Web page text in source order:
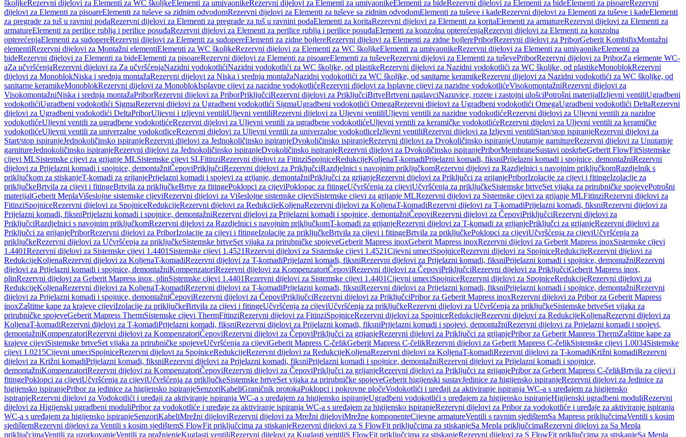
školjkeRezervni dijelovi za Elementi za WC školjkeElementi za umivaonikeRezervni dijelovi za Elementi za umivaonikeElementi za bideRezervni dijelovi za Elementi za bideElementi za pisoareRezervni
dijelovi za Elementi za pisoareElementi za tuševe sa zidnim odvodomRezervni dijelovi za Elementi za tuševe sa zidnim odvodomElementi za tuševe i kadeRezervni dijelovi za Elementi za tuševe i kadeElementi
za pregrade za tuš u ravnini podaRezervni dijelovi za Elementi za pregrade za tuš u ravnini podaElementi za koritaRezervni dijelovi za Elementi za koritaElementi za armatureRezervni dijelovi za Elementi za
armatureElementi za perilice rublja i perilice posuđaRezervni dijelovi za Elementi za perilice rublja i perilice posuđaElementi za konzolna opterećenjaRezervni dijelovi za Elementi za konzolna
opterećenjaElementi za sudopereRezervni dijelovi za Elementi za sudopereElementi za zidne bojlereRezervni dijelovi za Elementi za zidne bojlerePriborRezervni dijelovi za PriborGeberit KombifixMontažni
elementiRezervni dijelovi za Montažni elementiElementi za WC školjkeRezervni dijelovi za Elementi za WC školjkeElementi za umivaonikeRezervni dijelovi za Elementi za umivaonikeElementi za
bideRezervni dijelovi za Elementi za bideElementi za pisoareRezervni dijelovi za Elementi za pisoareElementi za tuševeRezervni dijelovi za Elementi za tuševePriborRezervni dijelovi za PriborZa elemente WC-
aZa učvršćenjaRezervni dijelovi za Za učvršćenjaNazidni vodokotlićiNazidni vodokotlići za WC školjke, od plastikeRezervni dijelovi za Nazidni vodokotlići za WC školjke, od plastikeMonoblokRezervni
dijelovi za MonoblokNiska i srednja montažaRezervni dijelovi za Niska i srednja montažaNazidni vodokotlići za WC školjke, od sanitarne keramikeRezervni dijelovi za Nazidni vodokotlići za WC školjke, od
sanitarne keramikeMonoblokRezervni dijelovi za MonoblokIsplavne cijevi za nazidne vodokotlićeRezervni dijelovi za Isplavne cijevi za nazidne vodokotlićeVisokomontažniRezervni dijelovi za
VisokomontažniNiska i srednja montažaPriborRezervni dijelovi za PriborPriključciRezervni dijelovi za PriključciBrtveBrtveni naglavciNazuvice, rozete i zastojni ulošciPotrošni materijalIzljevni ventiliUgradbeni
vodokotlićiUgradbeni vodokotlići SigmaRezervni dijelovi za Ugradbeni vodokotlići SigmaUgradbeni vodokotlići OmegaRezervni dijelovi za Ugradbeni vodokotlići OmegaUgradbeni vodokotlići DeltaRezervni
dijelovi za Ugradbeni vodokotlići DeltaPriborUljevni i izljevni ventiliUljevni ventiliRezervni dijelovi za Uljevni ventiliUljevni ventili za nazidne vodokotlićeRezervni dijelovi za Uljevni ventili za nazidne
vodokotlićeUljevni ventili za ugradbene vodokotlićeRezervni dijelovi za Uljevni ventili za ugradbene vodokotlićeUljevni ventili za keramičke vodokotlićeRezervni dijelovi za Uljevni ventili za keramičke
vodokotlićeUljevni ventili za univerzalne vodokotliceRezervni dijelovi za Uljevni ventili za univerzalne vodokotliceIzljevni ventiliRezervni dijelovi za Izljevni ventiliStart/stop ispiranjeRezervni dijelovi za
Start/stop ispiranjeJednokoličinsko ispiranjeRezervni dijelovi za Jednokoličinsko ispiranjeDvokoličinsko ispiranjeRezervni dijelovi za Dvokoličinsko ispiranjeUnutarnje garnitureRezervni dijelovi za Unutarnje
garnitureJednokoličinsko ispiranjeRezervni dijelovi za Jednokoličinsko ispiranjeDvokoličinsko ispiranjeRezervni dijelovi za Dvokoličinsko ispiranjePriborMembraneSustavi opskrbeGeberit FlowFitSistemske
cijevi MLSistemske cijevi za grijanje MLSistemske cijevi SLFitinziRezervni dijelovi za FitinziSpojniceRedukcijeKoljenaT-komadiPrijelazni komadi, fiksniPrijelazni komadi i spojnice, demontažniRezervni
dijelovi za Prijelazni komadi i spojnice, demontažniČepoviPriključciRezervni dijelovi za PriključciRazdjelnici s navojnim priključkomRezervni dijelovi za Razdjelnici s navojnim priključkomRazdjelnik s
priključkom za stiskanjeT-komadi za grijanjePrijelazni komadi i spojevi za grijanje, demontažniPriključci za grijanjeRezervni dijelovi za Priključci za grijanjePriborIzolacije za cijevi i fitingeIzolacije za
priključkeBrtvila za cijevi i fitingeBrtvila za priključkeBrtve za fitingePoklopci za cijeviPoklopac za fitingeUčvršćenja za cijeviUčvršćenja za priključkeSistemske brtveSet vijaka za prirubničke spojevePotrošni
materijalGeberit MeplaVišeslojne sistemske cijeviRezervni dijelovi za Višeslojne sistemske cijeviSistemske cijevi za grijanje MLRezervni dijelovi za Sistemske cijevi za grijanje MLFitinziRezervni dijelovi za
FitinziSpojniceRezervni dijelovi za SpojniceRedukcijeRezervni dijelovi za RedukcijeKoljenaRezervni dijelovi za KoljenaT-komadiRezervni dijelovi za T-komadiPrijelazni komadi, fiksniRezervni dijelovi za
Prijelazni komadi, fiksniPrijelazni komadi i spojnice, demontažniRezervni dijelovi za Prijelazni komadi i spojnice, demontažniČepoviRezervni dijelovi za ČepoviPriključciRezervni dijelovi za
PriključciRazdjelnici s navojnim priključkomRezervni dijelovi za Razdjelnici s navojnim priključkomT-komadi za grijanjeRezervni dijelovi za T-komadi za grijanjePriključci za grijanjeRezervni dijelovi za
Priključci za grijanjePriborRezervni dijelovi za PriborIzolacije za cijevi i fitingeIzolacije za priključkeBrtvila za cijevi i fitingeBrtvila za priključkePoklopci za cijeviUčvršćenja za cijeviUčvršćenja za
priključkeRezervni dijelovi za Učvršćenja za priključkeSistemske brtveSet vijaka za prirubničke spojeveGeberit Mapress inoxGeberit Mapress inoxRezervni dijelovi za Geberit Mapress inoxSistemske cijevi
1.4401Rezervni dijelovi za Sistemske cijevi 1.4401 Sistemske cijevi 1.4521Rezervni dijelovi za Sistemske cijevi 1.4521Cijevni umeciSpojniceRezervni dijelovi za SpojniceRedukcijeRezervni dijelovi za
RedukcijeKoljenaRezervni dijelovi za KoljenaT-komadiRezervni dijelovi za T-komadiPrijelazni komadi, fiksniRezervni dijelovi za Prijelazni komadi, fiksniPrijelazni komadi i spojnice, demontažniRezervni
dijelovi za Prijelazni komadi i spojnice, demontažniKompenzatoriRezervni dijelovi za KompenzatoriČepoviRezervni dijelovi za ČepoviPriključciRezervni dijelovi za PriključciGeberit Mapress inox,
plinRezervni dijelovi za Geberit Mapress inox, plinSistemske cijevi 1.4401Rezervni dijelovi za Sistemske cijevi 1.4401Cijevni umeciSpojniceRezervni dijelovi za SpojniceRedukcijeRezervni dijelovi za
RedukcijeKoljenaRezervni dijelovi za KoljenaT-komadiRezervni dijelovi za T-komadiPrijelazni komadi, fiksniRezervni dijelovi za Prijelazni komadi, fiksniPrijelazni komadi i spojnice, demontažniRezervni
dijelovi za Prijelazni komadi i spojnice, demontažniČepoviRezervni dijelovi za ČepoviPriključciRezervni dijelovi za PriključciPribor za Geberit Mapress inoxRezervni dijelovi za Pribor za Geberit Mapress
inoxZaštitne kape za krajeve cijeviIzolacije za priključkeBrtvila za cijevi i fitingeUčvršćenja za cijeviUčvršćenja za priključkeRezervni dijelovi za Učvršćenja za priključkeSistemske brtveSet vijaka za
prirubničke spojeveGeberit Mapress ThermSistemske cijevi ThermFitinziRezervni dijelovi za FitinziSpojniceRezervni dijelovi za SpojniceRedukcijeRezervni dijelovi za RedukcijeKoljenaRezervni dijelovi za
KoljenaT-komadiRezervni dijelovi za T-komadiPrijelazni komadi, fiksniRezervni dijelovi za Prijelazni komadi, fiksniPrijelazni komadi i spojevi, demontažniRezervni dijelovi za Prijelazni komadi i spojevi,
demontažniKompenzatoriRezervni dijelovi za KompenzatoriČepoviRezervni dijelovi za ČepoviPriključci za grijanjeRezervni dijelovi za Priključci za grijanjePribor za Geberit Mapress ThermZaštitne kape za
krajeve cijeviSistemske brtveSet vijaka za prirubničke spojeveUčvršćenja za cijeviGeberit Mapress C-čelikGeberit Mapress C-čelikRezervni dijelovi za Geberit Mapress C-čelikSistemske cijevi 1.0034Sistemske
cijevi 1.0215Cijevni umeciSpojniceRezervni dijelovi za SpojniceRedukcijeRezervni dijelovi za RedukcijeKoljenaRezervni dijelovi za KoljenaT-komadiRezervni dijelovi za T-komadiKrižni komadiRezervni
dijelovi za Križni komadiPrijelazni komadi, fiksniRezervni dijelovi za Prijelazni komadi, fiksniPrijelazni komadi i spojnice, demontažniRezervni dijelovi za Prijelazni komadi i spojnice,
demontažniKompenzatoriRezervni dijelovi za KompenzatoriČepoviRezervni dijelovi za ČepoviPriključci za grijanjeRezervni dijelovi za Priključci za grijanjePribor za Geberit Mapress C-čelikBrtvila za cijevi i
fitingePoklopci za cijeviUčvršćenja za cijeviUčvršćenja za priključkeSistemske brtveSet vijaka za prirubničke spojeveGeberit higijenski sustavJedinice za higijensko ispiranjeRezervni dijelovi za Jedinice za
higijensko ispiranjePribor za jedinice za higijensko ispiranjeSenzoriKabeliGraničnik protokaPoklopci i pokrovne pločeVodokotlići i uređaji za aktiviranje ispiranja WC-a s uređajem za higijensko
ispiranjeRezervni dijelovi za Vodokotlići i uređaji za aktiviranje ispiranja WC-a s uređajem za higijensko ispiranjeUgradbeni vodokotlići s uređajem za higijensko ispiranjeHigijenski ugradbeni moduliRezervni
dijelovi za Higijenski ugradbeni moduliPribor za vodokotliće i uređaje za aktiviranje ispiranja WC-a s uređajem za higijensko ispiranjeRezervni dijelovi za Pribor za vodokotliće i uređaje za aktiviranje ispiranja
WC-a s uređajem za higijensko ispiranjeSenzoriKabeliMrežni dijeloviRezervni dijelovi za Mrežni dijeloviMrežne komponenteCijevne armatureVentili s ravnim sjedištemSa Mapress priključcimaVentili s kosim
sjedištemRezervni dijelovi za Ventili s kosim sjedištemS FlowFit priključcima za stiskanjeRezervni dijelovi za S FlowFit priključcima za stiskanjeSa Mepla priključcimaRezervni dijelovi za Sa Mepla
priključcimaVentili za uzorkovanjeVentili za pražnjenjeKuglasti ventiliRezervni dijelovi za Kuglasti ventiliS FlowFit priključcima za stiskanjeRezervni dijelovi za S FlowFit priključcima za stiskanjeSa Mepla